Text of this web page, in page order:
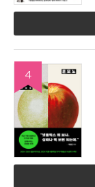
4